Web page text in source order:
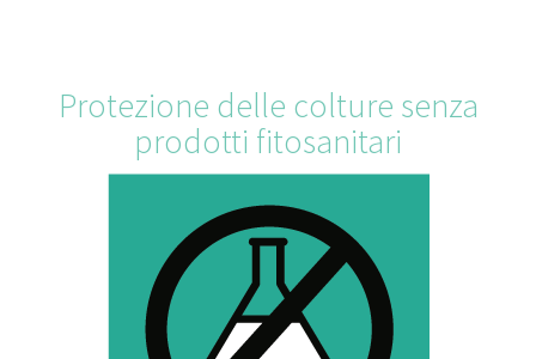
Protezione delle colture senza
prodotti fitosanitari